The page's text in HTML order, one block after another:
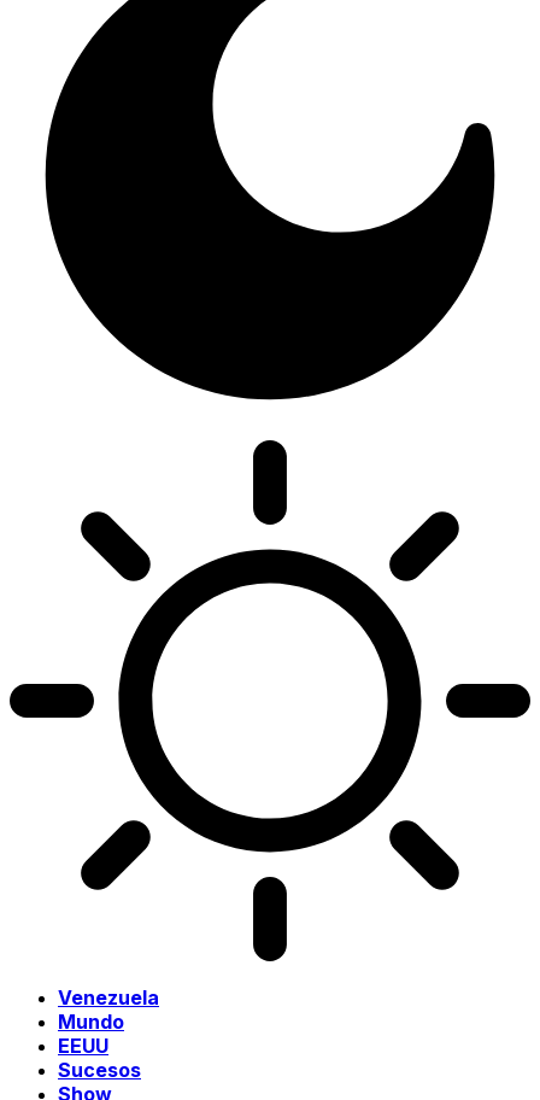
Venezuela
Mundo
EEUU
Sucesos
Show